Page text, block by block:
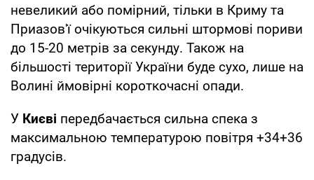
невеликий або помірний, тільки в Криму та
Приазов'ї очікуються сильні штормові пориви
до 15-20 метрів за секунду. Також на
більшості території України буде сухо, лише на
Волині ймовірні короткочасні опади.
У Києві передбачається сильна спека з
максимальною температурою повітря +34+36
градусів.